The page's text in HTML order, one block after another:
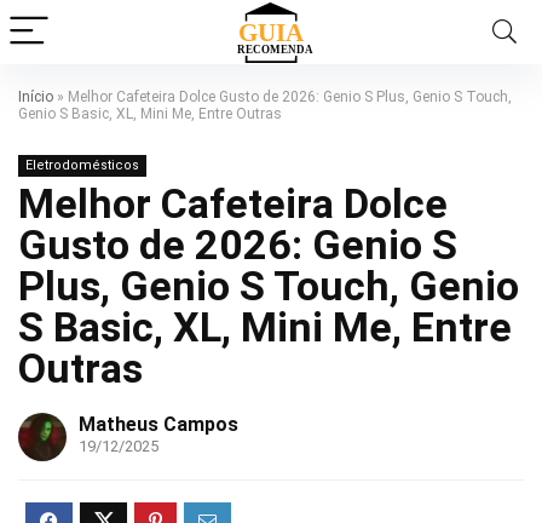
Início » Melhor Cafeteira Dolce Gusto de 2026: Genio S Plus, Genio S Touch,
Genio S Basic, XL, Mini Me, Entre Outras
Eletrodomésticos
Melhor Cafeteira Dolce
Gusto de 2026: Genio S
Plus, Genio S Touch, Genio
S Basic, XL, Mini Me, Entre
Outras
Matheus Campos
19/12/2025